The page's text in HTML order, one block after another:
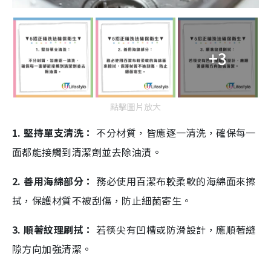
+3
點擊圖片放大
1. 堅持單支清洗： 不分材質，皆應逐一清洗，確保每一
面都能接觸到清潔劑並去除油漬。
2. 善用海綿部分： 務必使用百潔布較柔軟的海綿面來擦
拭，保護材質不被刮傷，防止細菌寄生。
3. 順著紋理刷拭： 若筷尖有凹槽或防滑設計，應順著縫
隙方向加強清潔。